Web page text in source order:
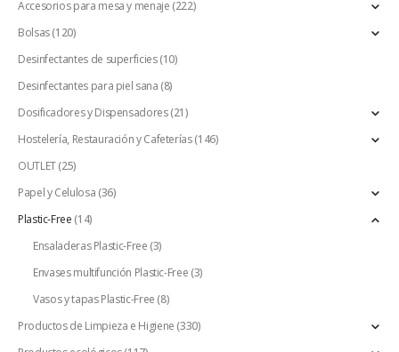
Accesorios para mesa y menaje (222)
Bolsas(120)
Desinfectantes de superficies (10)
Desinfectantes para piel sana (8)
Dosificadores y Dispensadores (21)
Hostelería, Restauración y Cafeterías(146)
OUTLET(25)
Papel y Celulosa (36)
Plastic-Free (14)
Ensaladeras Plastic-Free (3)
Envases multifunción Plastic-Free (3)
Vasos y tapas Plastic-Free (8)
Productos de Limpieza e Higiene (330)